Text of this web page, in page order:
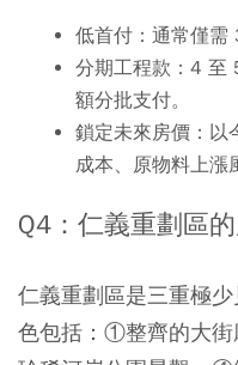
低首付： 通常僅需
分期工程款： 4 至
額分批支付。
鎖定未來房價： 以
成本、原物料上漲
Q4：仁義重劃區
仁義重劃區是三重極
色包括：①整齊的大